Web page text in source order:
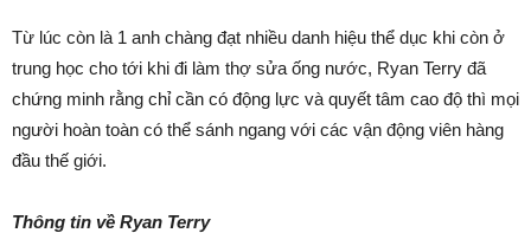
Từ lúc còn là 1 anh chàng đạt nhiều danh hiệu thể dục khi còn ở
trung học cho tới khi đi làm thợ sửa ống nước, Ryan Terry đã
chứng minh rằng chỉ cần có động lực và quyết tâm cao độ thì mọi
người hoàn toàn có thể sánh ngang với các vận động viên hàng
đầu thế giới.
Thông tin về Ryan Terry